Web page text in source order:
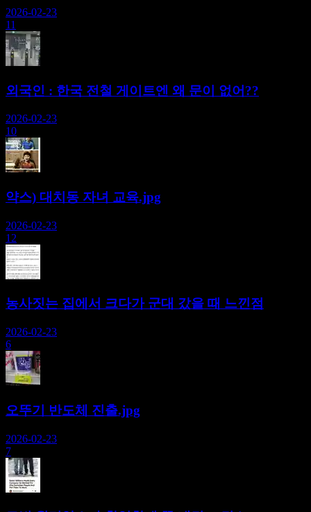
2026-02-23
11
외국인 : 한국 전철 게이트엔 왜 문이 없어??
2026-02-23
10
약스) 대치동 자녀 교육.jpg
2026-02-23
12
농사짓는 집에서 크다가 군대 갔을 때 느낀점
2026-02-23
6
오뚜기 반도체 진출.jpg
2026-02-23
7